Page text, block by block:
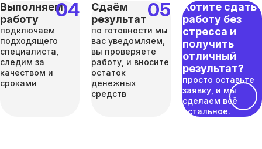
Выполняем
работу
подключаем
подходящего
специалиста,
следим за
качеством и
сроками
Сдаём
результат
по готовности мы
вас уведомляем,
вы проверяете
работу, и вносите
остаток
денежных
средств
Хотите сдать
работу без
стресса и
получить
отличный
результат?
просто оставьте
заявку, и мы
сделаем всё
остальное.